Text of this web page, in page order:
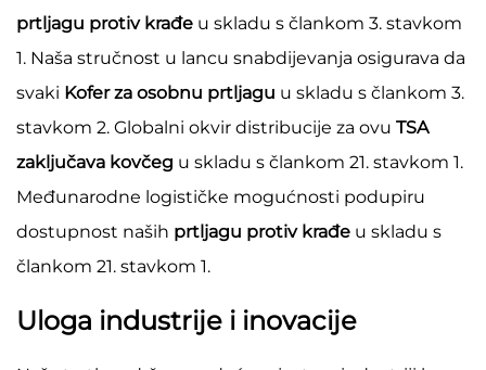
prtljagu protiv krađe u skladu s člankom 3. stavkom
1. Naša stručnost u lancu snabdijevanja osigurava da
svaki Kofer za osobnu prtljagu u skladu s člankom 3.
stavkom 2. Globalni okvir distribucije za ovu TSA
zaključava kovčeg u skladu s člankom 21. stavkom 1.
Međunarodne logističke mogućnosti podupiru
dostupnost naših prtljagu protiv krađe u skladu s
člankom 21. stavkom 1.
Uloga industrije i inovacije